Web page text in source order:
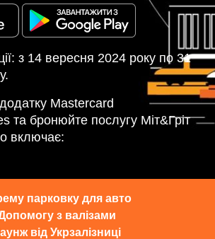
з 14 вересня 2024 року по 31
Mastercard
та бронюйте послугу Міт&Гріт
включає:
парковку для авто
з валізами
від Укрзалізниці